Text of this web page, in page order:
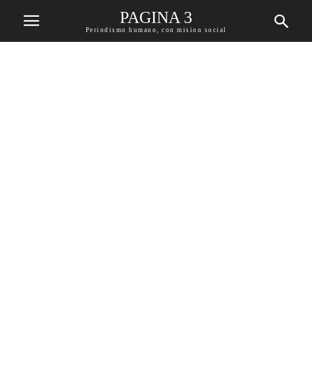
PAGINA 3
Periodismo humano, con mision social